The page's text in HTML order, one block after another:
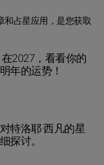
和占星应用，是您获取
在2027，看看你的
年的运势！
对特洛耶·西凡的星
探讨。